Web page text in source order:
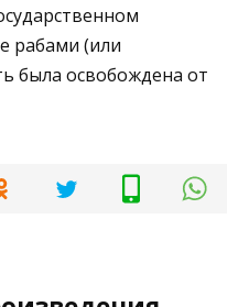
рабами (или
была освобождена от